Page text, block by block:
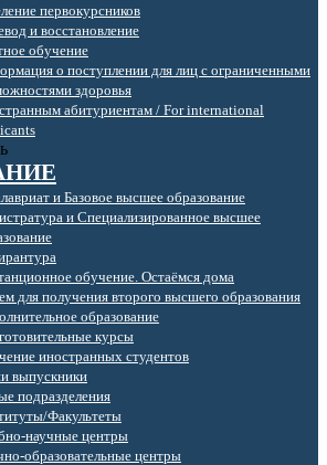
первокурсников
и восстановление
обучение
о поступлении для лиц с ограниченными
здоровья
абитуриентам / For international
и Базовое высшее образование
и Специализированное высшее
обучение. Остаёмся дома
для получения второго высшего образования
образование
курсы
иностранных студентов
выпускники
подразделения
Факультеты
научные центры
образовательные центры